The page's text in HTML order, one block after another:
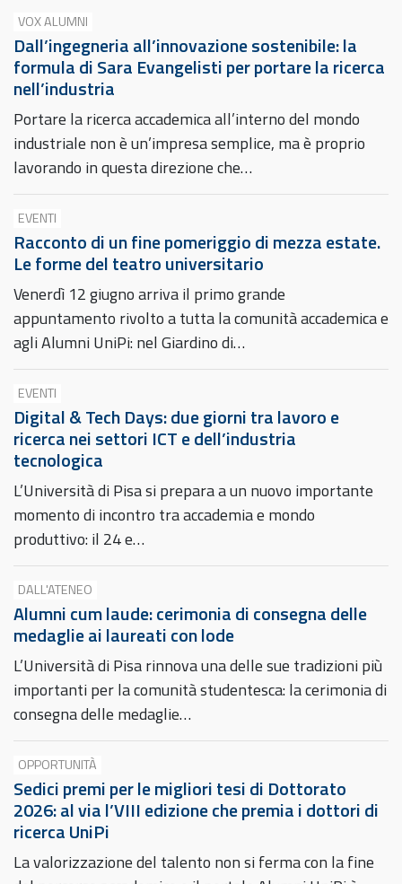
VOX ALUMNI
Dall’ingegneria all’innovazione sostenibile: la
formula di Sara Evangelisti per portare la ricerca
nell’industria
Portare la ricerca accademica all’interno del mondo
industriale non è un’impresa semplice, ma è proprio
lavorando in questa direzione che…
EVENTI
Racconto di un fine pomeriggio di mezza estate.
Le forme del teatro universitario
Venerdì 12 giugno arriva il primo grande
appuntamento rivolto a tutta la comunità accademica e
agli Alumni UniPi: nel Giardino di…
EVENTI
Digital & Tech Days: due giorni tra lavoro e
ricerca nei settori ICT e dell’industria
tecnologica
L’Università di Pisa si prepara a un nuovo importante
momento di incontro tra accademia e mondo
produttivo: il 24 e…
DALL'ATENEO
Alumni cum laude: cerimonia di consegna delle
medaglie ai laureati con lode
L’Università di Pisa rinnova una delle sue tradizioni più
importanti per la comunità studentesca: la cerimonia di
consegna delle medaglie…
OPPORTUNITÀ
Sedici premi per le migliori tesi di Dottorato
2026: al via l’VIII edizione che premia i dottori di
ricerca UniPi
La valorizzazione del talento non si ferma con la fine